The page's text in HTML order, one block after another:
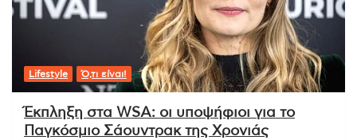
Lifestyle Ό,τι είναι!
Έκπληξη στα WSA: οι υποψήφιοι για το
Παγκόσμιο Σάουντρακ της Χρονιάς